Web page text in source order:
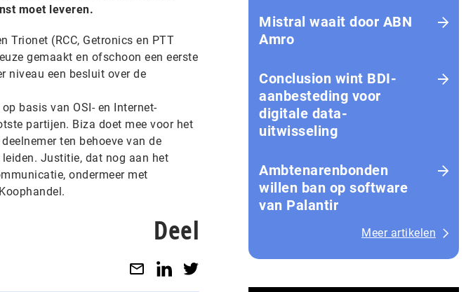
moet leveren.
Trionet (RCC, Getronics en PTT
gemaakt en ofschoon een eerste
niveau een besluit over de
basis van OSI- en Internet-
partijen. Biza doet mee voor het
ten behoeve van de
Justitie, dat nog aan het
ondermeer met
Deel
Mistral waait door ABN
Amro
Conclusion wint BDI-
aanbesteding voor
digitale data-
uitwisseling
Ambtenarenbonden
willen ban op software
van Palantir
Meer artikelen